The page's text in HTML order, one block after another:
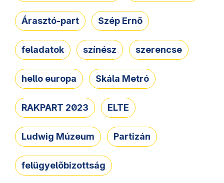
Árasztó-part Szép Ernő
feladatok színész szerencse
hello europa Skála Metró
RAKPART 2023 ELTE
Ludwig Múzeum Partizán
felügyelőbizottság